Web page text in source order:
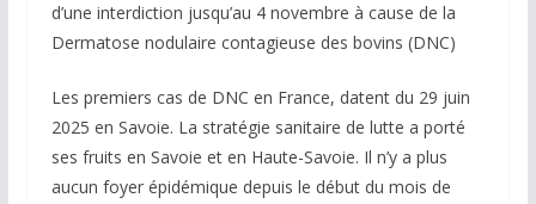
d’une interdiction jusqu’au 4 novembre à cause de la
Dermatose nodulaire contagieuse des bovins (DNC)
Les premiers cas de DNC en France, datent du 29 juin
2025 en Savoie. La stratégie sanitaire de lutte a porté
ses fruits en Savoie et en Haute-Savoie. Il n’y a plus
aucun foyer épidémique depuis le début du mois de